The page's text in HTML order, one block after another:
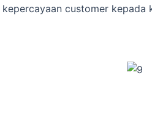
customer kepada